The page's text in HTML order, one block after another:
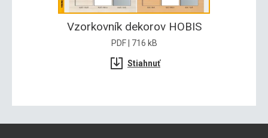
Vzorkovník dekorov HOBIS
PDF | 716 kB
Stiahnuť